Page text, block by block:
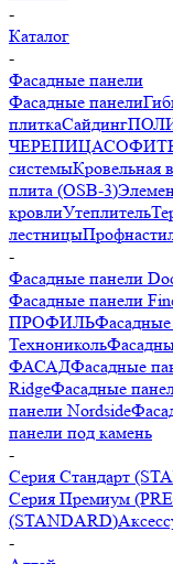
-
Каталог
-
Фасадные панели
Фасадные панели
плиткаСайдинг
ЧЕРЕПИЦА
системыКровельная
плита (OSB-3)
кровлиУтеплитель
лестницы
-
Фасадные панели
Фасадные панели
ПРОФИЛЬ
Технониколь
ФАСАДФасадные
RidgeФасадные
панели Nordside
панели под камень
-
Серия Стандарт
Серия Премиум
(STANDARD)
-